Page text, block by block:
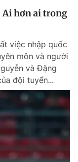
Ai hơn ai trong
việc nhập quốc
môn và người
và Đặng
đội tuyển...